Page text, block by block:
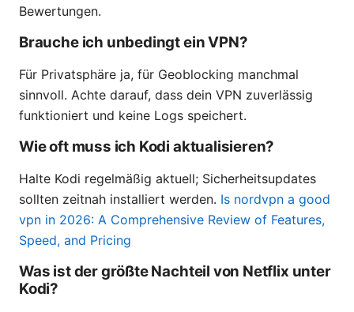
Bewertungen.
Brauche ich unbedingt ein VPN?
Für Privatsphäre ja, für Geoblocking manchmal
sinnvoll. Achte darauf, dass dein VPN zuverlässig
funktioniert und keine Logs speichert.
Wie oft muss ich Kodi aktualisieren?
Halte Kodi regelmäßig aktuell; Sicherheitsupdates
sollten zeitnah installiert werden. Is nordvpn a good
vpn in 2026: A Comprehensive Review of Features,
Speed, and Pricing
Was ist der größte Nachteil von Netflix unter
Kodi?